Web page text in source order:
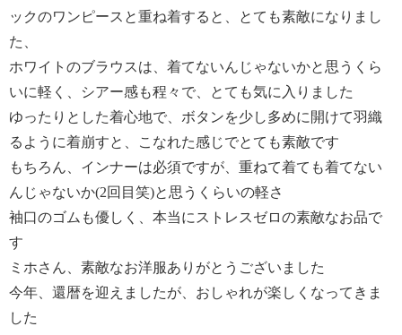
ックのワンピースと重ね着すると、とても素敵になりまし
た、
ホワイトのブラウスは、着てないんじゃないかと思うくら
いに軽く、シアー感も程々で、とても気に入りました
ゆったりとした着心地で、ボタンを少し多めに開けて羽織
るように着崩すと、こなれた感じでとても素敵です
もちろん、インナーは必須ですが、重ねて着ても着てない
んじゃないか(2回目笑)と思うくらいの軽さ
袖口のゴムも優しく、本当にストレスゼロの素敵なお品で
す
ミホさん、素敵なお洋服ありがとうございました
今年、還暦を迎えましたが、おしゃれが楽しくなってきま
した